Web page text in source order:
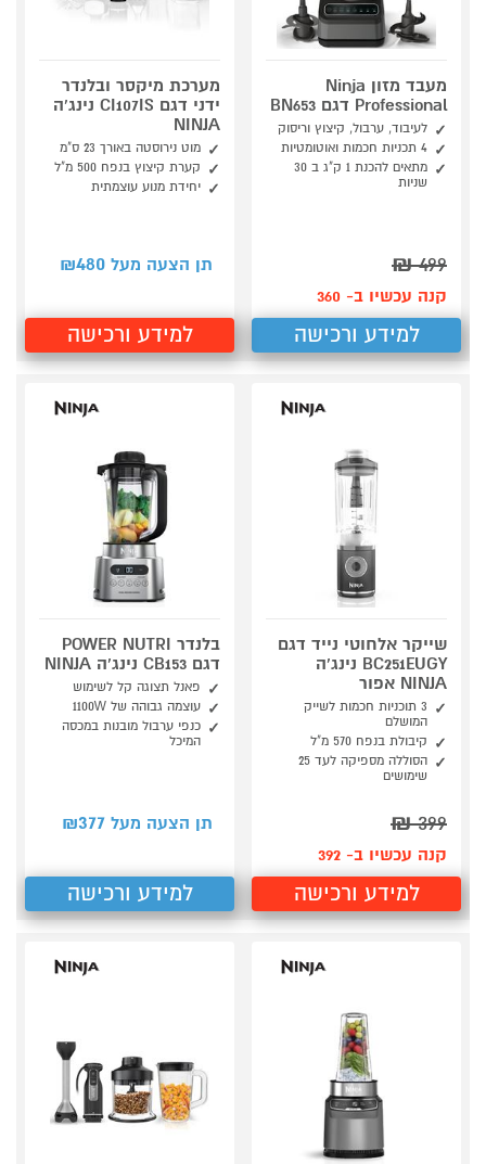
מעבד מזון Ninja
Professional דגם BN653
לעיבוד, ערבול, קיצוץ וריסוק
4 תכניות חכמות ואוטומטיות
מתאים להכנת 1 ק"ג ב 30
שניות
499
₪
קנה עכשיו ב- 360
למידע ורכישה
מערכת מיקסר ובלנדר
ידני דגם CI107IS נינג'ה
NINJA
מוט נירוסטה באורך 23 ס"מ
קערת קיצוץ בנפח 500 מ"ל
יחידת מנוע עוצמתית
תן הצעה מעל ₪ 480
למידע ורכישה
שייקר אלחוטי נייד דגם
BC251EUGY נינג'ה
NINJA אפור
3 תוכניות חכמות לשייק
המושלם
קיבולת בנפח 570 מ"ל
הסוללה מספיקה לעד 25
שימושים
399
₪
קנה עכשיו ב- 392
למידע ורכישה
בלנדר POWER NUTRI
דגם CB153 נינג'ה NINJA
פאנל תצוגה קל לשימוש
עוצמה גבוהה של 1100W
כנפי ערבול מובנות במכסה
המיכל
תן הצעה מעל ₪ 377
למידע ורכישה